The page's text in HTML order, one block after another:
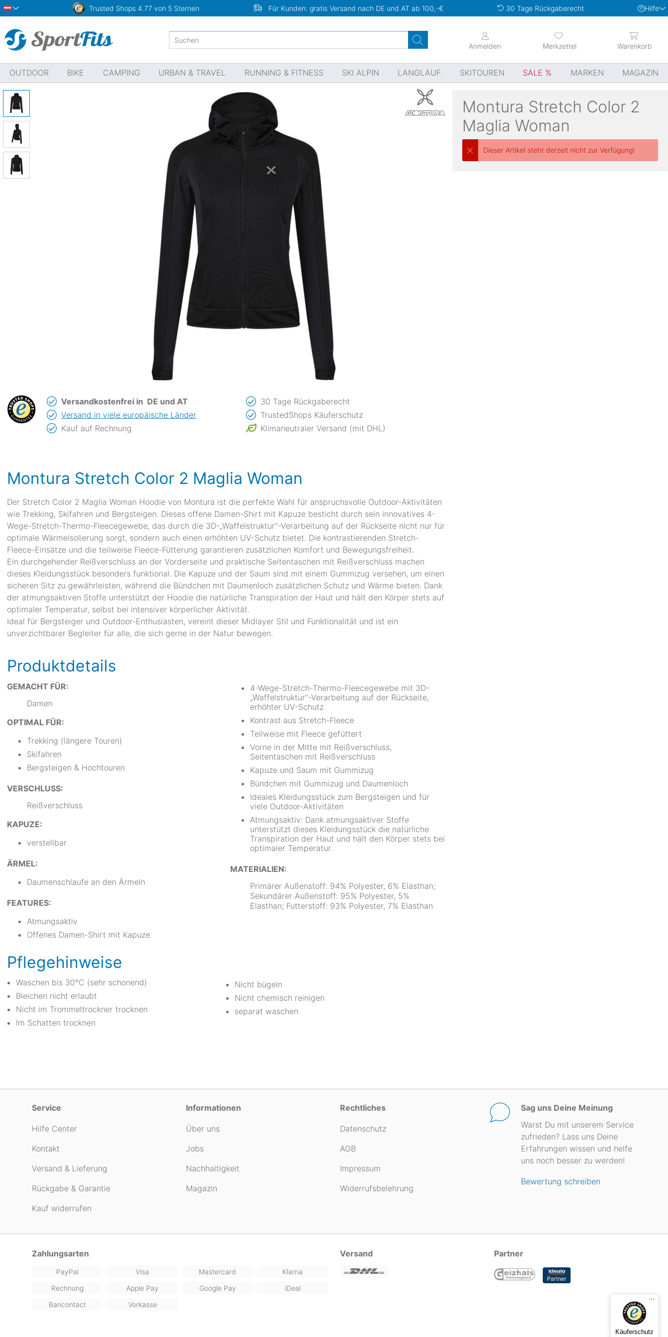
Österreich Trusted Shops 4.77 von 5 Sternen Für Kunden: gratis Versand nach DE und AT ab 100,-€ 30 Tage Rückgaberecht Hilfe
Merkzettel
Anmelden Warenkorb
OUTDOOR BIKE CAMPING URBAN & TRAVEL RUNNING & FITNESS SKI ALPIN LANGLAUF SKITOUREN SALE MARKEN MAGAZIN
Montura Stretch Color 2
Maglia Woman
Dieser Artikel steht derzeit nicht zur Verfügung!
Versandkostenfrei in DE und AT
Versand in viele europäische Länder
Kauf auf Rechnung
30 Tage Rückgaberecht
TrustedShops Käuferschutz
Klimaneutraler Versand (mit DHL)
Montura Stretch Color 2 Maglia Woman
Der Stretch Color 2 Maglia Woman Hoodie von Montura ist die perfekte Wahl für anspruchsvolle Outdoor-Aktivitäten
wie Trekking, Skifahren und Bergsteigen. Dieses offene Damen-Shirt mit Kapuze besticht durch sein innovatives 4-
Wege-Stretch-Thermo-Fleecegewebe, das durch die 3D-„Waffelstruktur“-Verarbeitung auf der Rückseite nicht nur für
optimale Wärmeisolierung sorgt, sondern auch einen erhöhten UV-Schutz bietet. Die kontrastierenden Stretch-
Fleece-Einsätze und die teilweise Fleece-Fütterung garantieren zusätzlichen Komfort und Bewegungsfreiheit.
Ein durchgehender Reißverschluss an der Vorderseite und praktische Seitentaschen mit Reißverschluss machen
dieses Kleidungsstück besonders funktional. Die Kapuze und der Saum sind mit einem Gummizug versehen, um einen
sicheren Sitz zu gewährleisten, während die Bündchen mit Daumenloch zusätzlichen Schutz und Wärme bieten. Dank
der atmungsaktiven Stoffe unterstützt der Hoodie die natürliche Transpiration der Haut und hält den Körper stets auf
optimaler Temperatur, selbst bei intensiver körperlicher Aktivität.
Ideal für Bergsteiger und Outdoor-Enthusiasten, vereint dieser Midlayer Stil und Funktionalität und ist ein
unverzichtbarer Begleiter für alle, die sich gerne in der Natur bewegen.
Produktdetails
GEMACHT FÜR:
Damen
OPTIMAL FÜR:
Trekking (längere Touren)
Skifahren
Bergsteigen & Hochtouren
VERSCHLUSS:
Reißverschluss
KAPUZE:
verstellbar
ÄRMEL:
Daumenschlaufe an den Ärmeln
FEATURES:
Atmungsaktiv
Offenes Damen-Shirt mit Kapuze
4-Wege-Stretch-Thermo-Fleecegewebe mit 3D-
„Waffelstruktur“-Verarbeitung auf der Rückseite,
erhöhter UV-Schutz
Kontrast aus Stretch-Fleece
Teilweise mit Fleece gefüttert
Vorne in der Mitte mit Reißverschluss,
Seitentaschen mit Reißverschluss
Kapuze und Saum mit Gummizug
Bündchen mit Gummizug und Daumenloch
Ideales Kleidungsstück zum Bergsteigen und für
viele Outdoor-Aktivitäten
Atmungsaktiv: Dank atmungsaktiver Stoffe
unterstützt dieses Kleidungsstück die natürliche
Transpiration der Haut und hält den Körper stets bei
optimaler Temperatur.
MATERIALIEN:
Primärer Außenstoff: 94% Polyester, 6% Elasthan;
Sekundärer Außenstoff: 95% Polyester, 5%
Elasthan; Futterstoff: 93% Polyester, 7% Elasthan
Pflegehinweise
Waschen bis 30°C (sehr schonend)
Bleichen nicht erlaubt
Nicht im Trommeltrockner trocknen
Im Schatten trocknen
Nicht bügeln
Nicht chemisch reinigen
separat waschen
Service
Hilfe Center
Kontakt
Versand & Lieferung
Rückgabe & Garantie
Kauf widerrufen
Informationen
Über uns
Jobs
Nachhaltigkeit
Magazin
Rechtliches
Datenschutz
AGB
Impressum
Widerrufsbelehrung
Sag uns Deine Meinung
Warst Du mit unserem Service
zufrieden? Lass uns Deine
Erfahrungen wissen und helfe
uns noch besser zu werden!
Bewertung schreiben
Zahlungsarten
PayPal Visa Mastercard
Klarna
Rechnung
Apple Pay Google Pay
iDeal
Bancontact
Vorkasse
Versand Partner
...
Käuferschutz